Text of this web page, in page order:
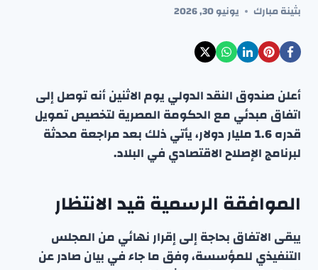
بثينة مبارك يونيو 30, 2026
أعلن صندوق النقد الدولي يوم الاثنين أنه توصل إلى
اتفاق مبدئي مع الحكومة المصرية لتخصيص تمويل
قدره 1.6 مليار دولار، يأتي ذلك بعد مراجعة محدثة
لبرنامج الإصلاح الاقتصادي في البلاد.
الموافقة الرسمية قيد الانتظار
يبقى الاتفاق بحاجة إلى إقرار نهائي من المجلس
التنفيذي للمؤسسة، وفق ما جاء في بيان صادر عن